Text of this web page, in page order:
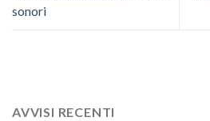
sonori
AVVISI RECENTI